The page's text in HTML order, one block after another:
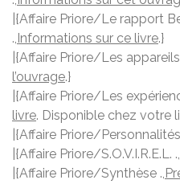
|{Affaire Priore/Le rapport
., Informations sur ce livre.}
|{Affaire Priore/Les appareils
l’ouvrage.}
|{Affaire Priore/Les
livre. Disponible chez votre
|{Affaire Priore/
|{Affaire Priore/S.O.V.I.R.E.L. .,
|{Affaire Priore/Synthèse .,